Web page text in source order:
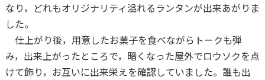
なり，どれもオリジナリティ溢れるランタンが出来あがりま
した。
仕上がり後，用意したお菓子を食べながらトークも弾
み，出来上がったところで，暗くなった屋外でロウソクを点
けて飾り，お互いに出来栄えを確認していました。誰も出